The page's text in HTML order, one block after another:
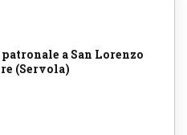
patronale a San Lorenzo
(Servola)